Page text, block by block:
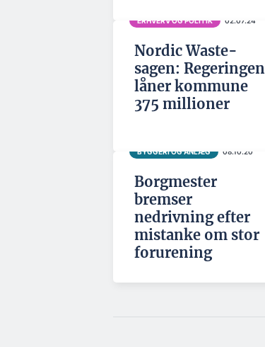
ERHVERV OG POLITIK 02.07.24
Nordic Waste-
sagen: Regeringen
låner kommune
375 millioner
BYGGERI OG ANLÆG 08.10.20
Borgmester
bremser
nedrivning efter
mistanke om stor
forurening